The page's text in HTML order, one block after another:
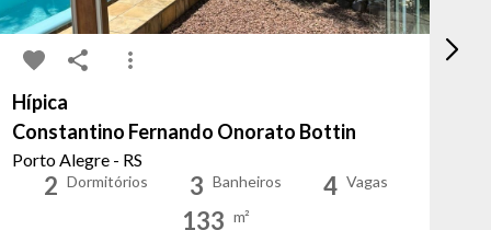
Hípica
Constantino Fernando Onorato Bottin
Porto Alegre - RS
2 Dormitórios 3 Banheiros 4 Vagas
133 m²